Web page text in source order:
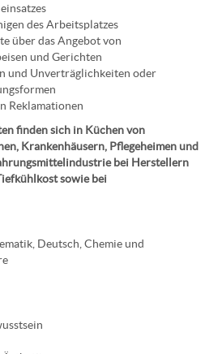
des Arbeitsplatzes
über das Angebot von
und Gerichten
und Unverträglichkeiten oder
Reklamationen
finden sich in Küchen von
Krankenhäusern, Pflegeheimen und
bei Herstellern
sowie bei
Deutsch, Chemie und